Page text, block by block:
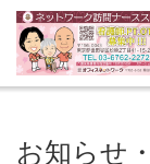
お知らせ